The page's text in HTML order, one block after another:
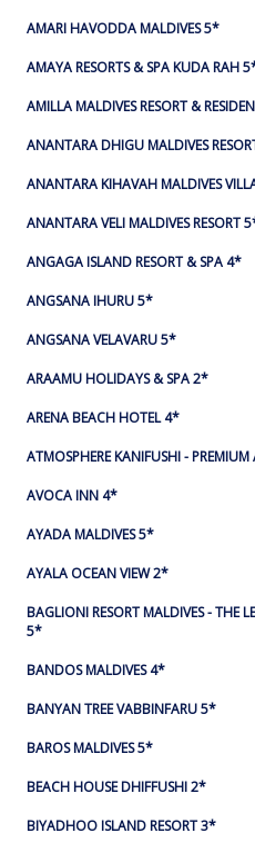
AMARI HAVODDA MALDIVES 5*
AMAYA RESORTS & SPA KUDA RAH
AMILLA MALDIVES RESORT &
ANANTARA DHIGU MALDIVES
ANANTARA KIHAVAH MALDIVES
ANANTARA VELI MALDIVES RESORT
ANGAGA ISLAND RESORT & SPA 4*
ANGSANA IHURU 5*
ANGSANA VELAVARU 5*
ARAAMU HOLIDAYS & SPA 2*
ARENA BEACH HOTEL 4*
ATMOSPHERE KANIFUSHI -
AVOCA INN 4*
AYADA MALDIVES 5*
AYALA OCEAN VIEW 2*
BAGLIONI RESORT MALDIVES - THE
5*
BANDOS MALDIVES 4*
BANYAN TREE VABBINFARU 5*
BAROS MALDIVES 5*
BEACH HOUSE DHIFFUSHI 2*
BIYADHOO ISLAND RESORT 3*